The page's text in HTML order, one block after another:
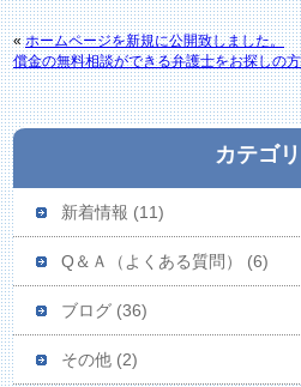
«ホームページを新規に公開致しました。
償金の無料相談ができる弁護士をお探しの
カテゴ
新着情報 (11)
Q＆Ａ（よくある質問） (6)
ブログ(36)
その他(2)